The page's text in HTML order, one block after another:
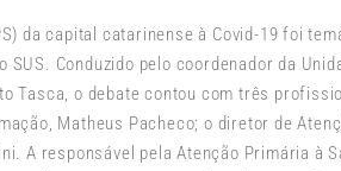
da capital catarinense à Covid-19 foi
Conduzido pelo coordenador da
Tasca, o debate contou com três
Matheus Pacheco; o diretor de
A responsável pela Atenção Primária à